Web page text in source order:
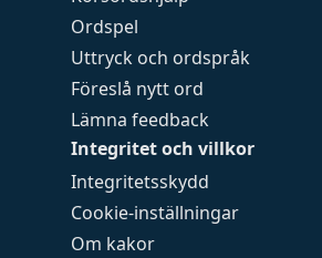
Ordspel
Uttryck och ordspråk
Föreslå nytt ord
Lämna feedback
Integritet och villkor
Integritetsskydd
Cookie-inställningar
Om kakor